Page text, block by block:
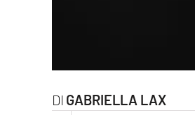
GABRIELLA LAX